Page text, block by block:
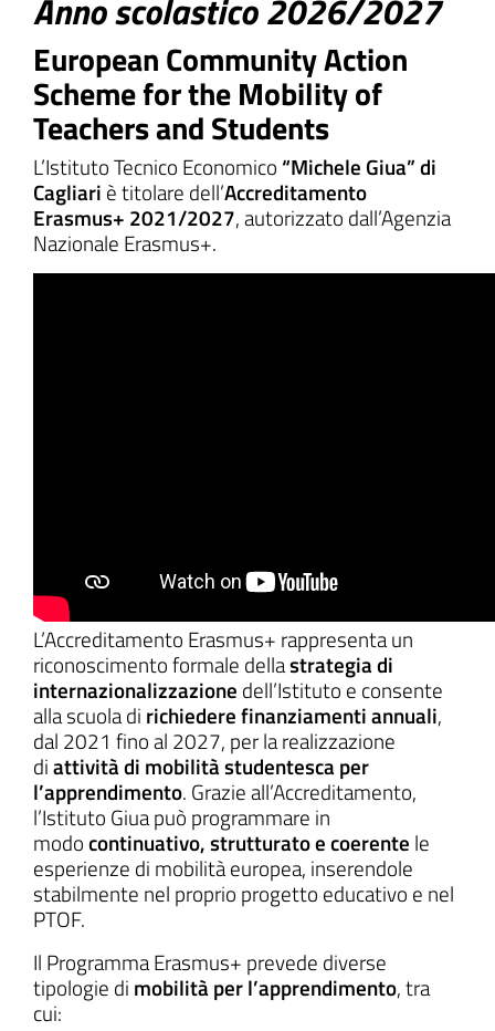
del sito
Anno scolastico 2026/2027
European Community Action
Scheme for the Mobility of
Teachers and Students
L’Istituto Tecnico Economico “Michele Giua” di
Cagliari è titolare dell’Accreditamento
Erasmus+ 2021/2027, autorizzato dall’Agenzia
Nazionale Erasmus+.
L’Accreditamento Erasmus+ rappresenta un
riconoscimento formale dellastrategia di
internazionalizzazione dell’Istituto e consente
alla scuola di richiedere finanziamenti annuali,
dal 2021 fino al 2027, per la realizzazione
diattività di mobilità studentesca per
l’apprendimento. Grazie all’Accreditamento,
l’Istituto Giua può programmare in
modocontinuativo, strutturato e coerente le
esperienze di mobilità europea, inserendole
stabilmente nel proprio progetto educativo e nel
PTOF.
Il Programma Erasmus+ prevede diverse
tipologie di mobilità per l’apprendimento, tra
cui: